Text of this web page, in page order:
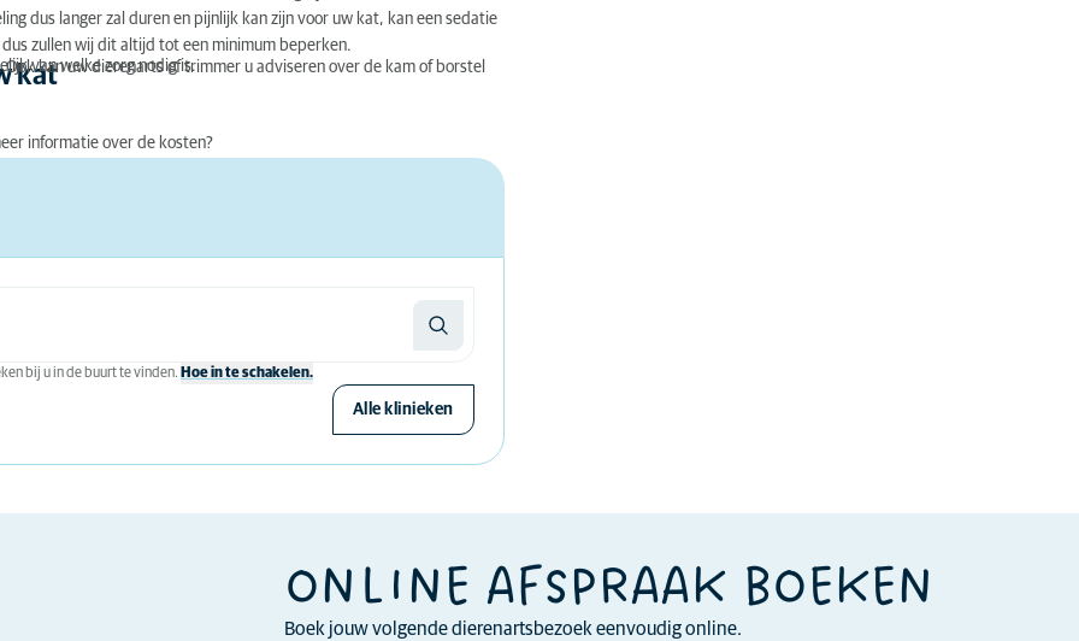
dus langer zal duren en pijnlijk kan zijn voor uw kat, kan een sedatie
zullen wij dit altijd tot een minimum beperken.
kat
van welke zorg nodig is.
kan uw dierenarts of trimmer u adviseren over de kam of borstel
informatie over de kosten?
bij u in de buurt te vinden. Hoe in te schakelen.
Alle klinieken
ONLINE AFSPRAAK BOEKEN
Boek jouw volgende dierenartsbezoek eenvoudig online.